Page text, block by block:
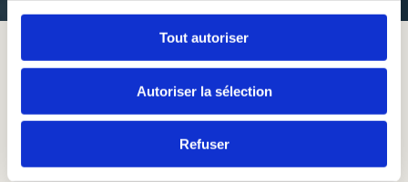
Tout autoriser
Autoriser la sélection
Refuser
Website editor
MJ DÉVELOPPEMENT